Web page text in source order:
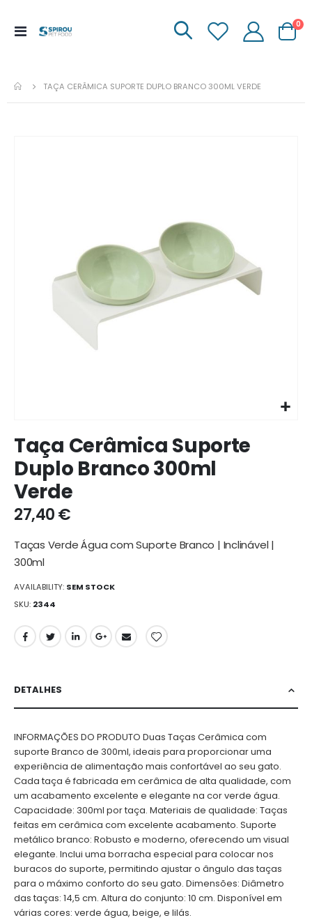
Menu
0
TAÇA CERÂMICA SUPORTE DUPLO BRANCO 300ML VERDE
para
o
início
da
galeria
de
Taça Cerâmica Suporte
Duplo Branco 300ml
Verde
27,40 €
Taças Verde Água com Suporte Branco | Inclinável |
300ml
AVAILABILITY: SEM STOCK
SKU 2344
DETALHES
INFORMAÇÕES DO PRODUTO Duas Taças Cerâmica com
suporte Branco de 300ml, ideais para proporcionar uma
experiência de alimentação mais confortável ao seu gato.
Cada taça é fabricada em cerâmica de alta qualidade, com
um acabamento excelente e elegante na cor verde água.
Capacidade: 300ml por taça. Materiais de qualidade: Taças
feitas em cerâmica com excelente acabamento. Suporte
metálico branco: Robusto e moderno, oferecendo um visual
elegante. Inclui uma borracha especial para colocar nos
buracos do suporte, permitindo ajustar o ângulo das taças
para o máximo conforto do seu gato. Dimensões: Diâmetro
das taças: 14,5 cm. Altura do conjunto: 10 cm. Disponível em
várias cores: verde água, beige, e lilás.